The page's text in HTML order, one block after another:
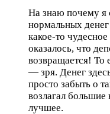
На знаю почему я
нормальных денег
какое-то
оказалось, что
возвращается! То
— зря. Денег
просто забыть о
возлагал
лучшее.